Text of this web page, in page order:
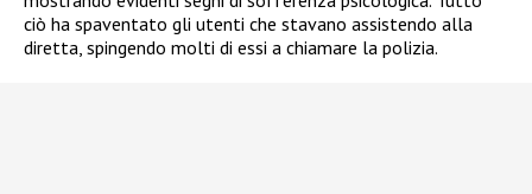
ciò ha spaventato gli utenti che stavano assistendo alla
diretta, spingendo molti di essi a chiamare la polizia.